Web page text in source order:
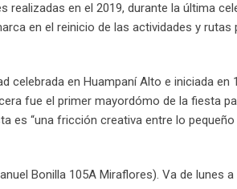
en el 2019, durante la última
en el reinicio de las actividades y rutas
celebrada en Huampaní Alto e iniciada en
fue el primer mayordómo de la fiesta
es “una fricción creativa entre lo pequeño
Bonilla 105A Miraflores). Va de lunes a